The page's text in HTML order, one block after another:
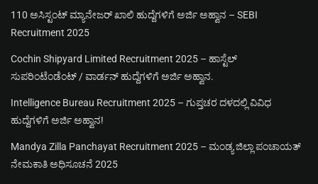
110 ಅಸಿಸ್ಟಂಟ್ ಮ್ಯಾನೇಜರ್ ಖಾಲಿ ಹುದ್ದೆಗಳಿಗೆ ಅರ್ಜಿ ಅಹ್ವಾನ – SEBI
Recruitment 2025
Cochin Shipyard Limited Recruitment 2025 – ಹಾಸ್ಟೆಲ್
ಸುಪರಿಂಟೆಂಡೆಂಟ್ / ವಾರ್ಡನ್ ಹುದ್ದೆಗಳಿಗೆ ಅರ್ಜಿ ಅಹ್ವಾನ.
Intelligence Bureau Recruitment 2025 – ಗುಪ್ತಚರ ದಳದಲ್ಲಿ ವಿವಿಧ
ಹುದ್ದೆಗಳಿಗೆ ಅರ್ಜಿ ಅಹ್ವಾನ!
Mandya Zilla Panchayat Recruitment 2025 – ಮಂಡ್ಯ ಜಿಲ್ಲಾ ಪಂಚಾಯತ್
ನೇಮಕಾತಿ ಅಧಿಸೂಚನೆ 2025